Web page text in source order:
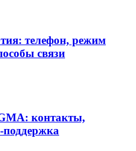
телефон, режим
связи
контакты,